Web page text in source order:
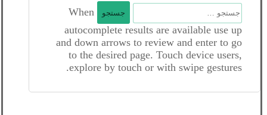
جستجو
برای:
When
autocomplete results are available use up
and down arrows to review and enter to go
to the desired page. Touch device users,
explore by touch or with swipe gestures.